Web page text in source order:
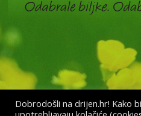
Dobrodošli na drijen.hr! Kako